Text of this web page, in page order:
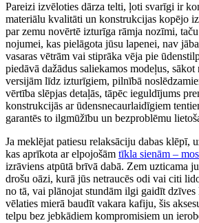
Pareizi izvēloties dārza telti, ļoti svarīgi ir
materiālu kvalitāti un konstrukcijas kopējo
par zemu novērtē izturīga rāmja nozīmi,
nojumei, kas pielāgota jūsu lapenei, nav
vasaras vētrām vai stiprāka vēja pie
piedāvā dažādus saliekamos modeļus,
versijām līdz izturīgiem, pilnībā
vērtība slēpjas detaļās, tāpēc ieguldījums
konstrukcijās ar ūdensnecaurlaidīgiem
garantēs to ilgmūžību un bezproblēmu
Ja meklējat patiesu relaksāciju dabas klēpī,
kas aprīkota ar elpojošām tīkla sienām –
izrāviens atpūtā brīvā dabā. Zem uzticama
drošu oāzi, kurā jūs netraucēs odi vai citi
no tā, vai plānojat stundām ilgi gaidīt
vēlaties mierā baudīt vakara kafiju, šis
telpu bez jebkādiem kompromisiem un